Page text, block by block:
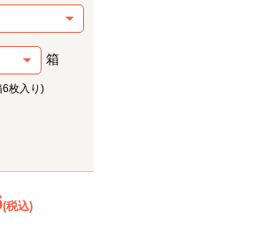
箱
6枚入り)
(税込)